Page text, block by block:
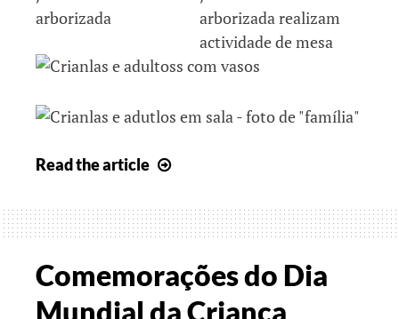
Readthe article
gestos
se
em
Arte
Comemorações do Dia
Mundial da Criança